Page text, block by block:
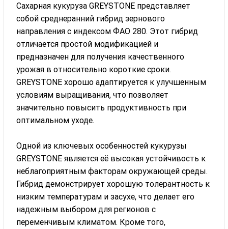
Сахарная кукуруза GREYSTONE представляет
собой среднеранний гибрид зернового
направления с индексом ФАО 280. Этот гибрид
отличается простой модификацией и
предназначен для получения качественного
урожая в относительно короткие сроки.
GREYSTONE хорошо адаптируется к улучшенным
условиям выращивания, что позволяет
значительно повысить продуктивность при
оптимальном уходе.
Одной из ключевых особенностей кукурузы
GREYSTONE является её высокая устойчивость к
неблагоприятным факторам окружающей среды.
Гибрид демонстрирует хорошую толерантность к
низким температурам и засухе, что делает его
надежным выбором для регионов с
переменчивым климатом. Кроме того,